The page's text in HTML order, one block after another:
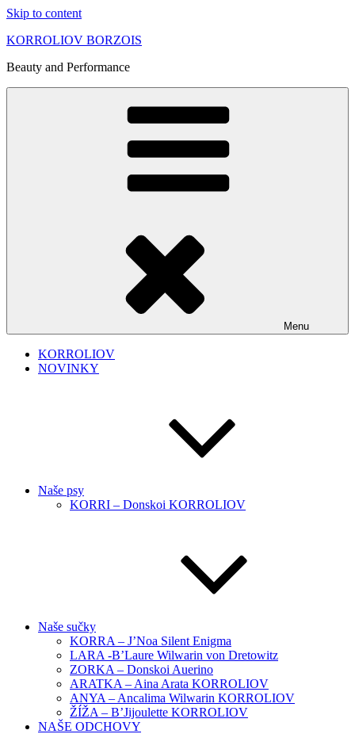
Skip to content
KORROLIOV BORZOIS
Beauty and Performance
Menu
KORROLIOV
NOVINKY
Naše psy
KORRI – Donskoi KORROLIOV
Naše sučky
KORRA – J’Noa Silent Enigma
LARA -B’Laure Wilwarin von Dretowitz
ZORKA – Donskoi Auerino
ARATKA – Aina Arata KORROLIOV
ANYA – Ancalima Wilwarin KORROLIOV
ŽÍŽA – B’Jijoulette KORROLIOV
NAŠE ODCHOVY